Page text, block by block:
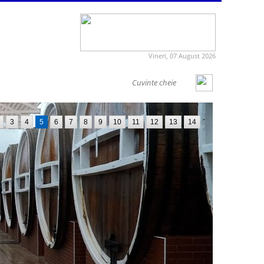
Vineri, 07 August 2026
3 4 5 6 7 8 9 10 11 12 13 14